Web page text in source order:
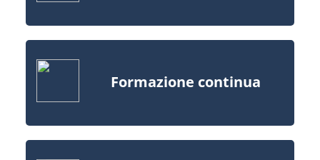
Formazione continua